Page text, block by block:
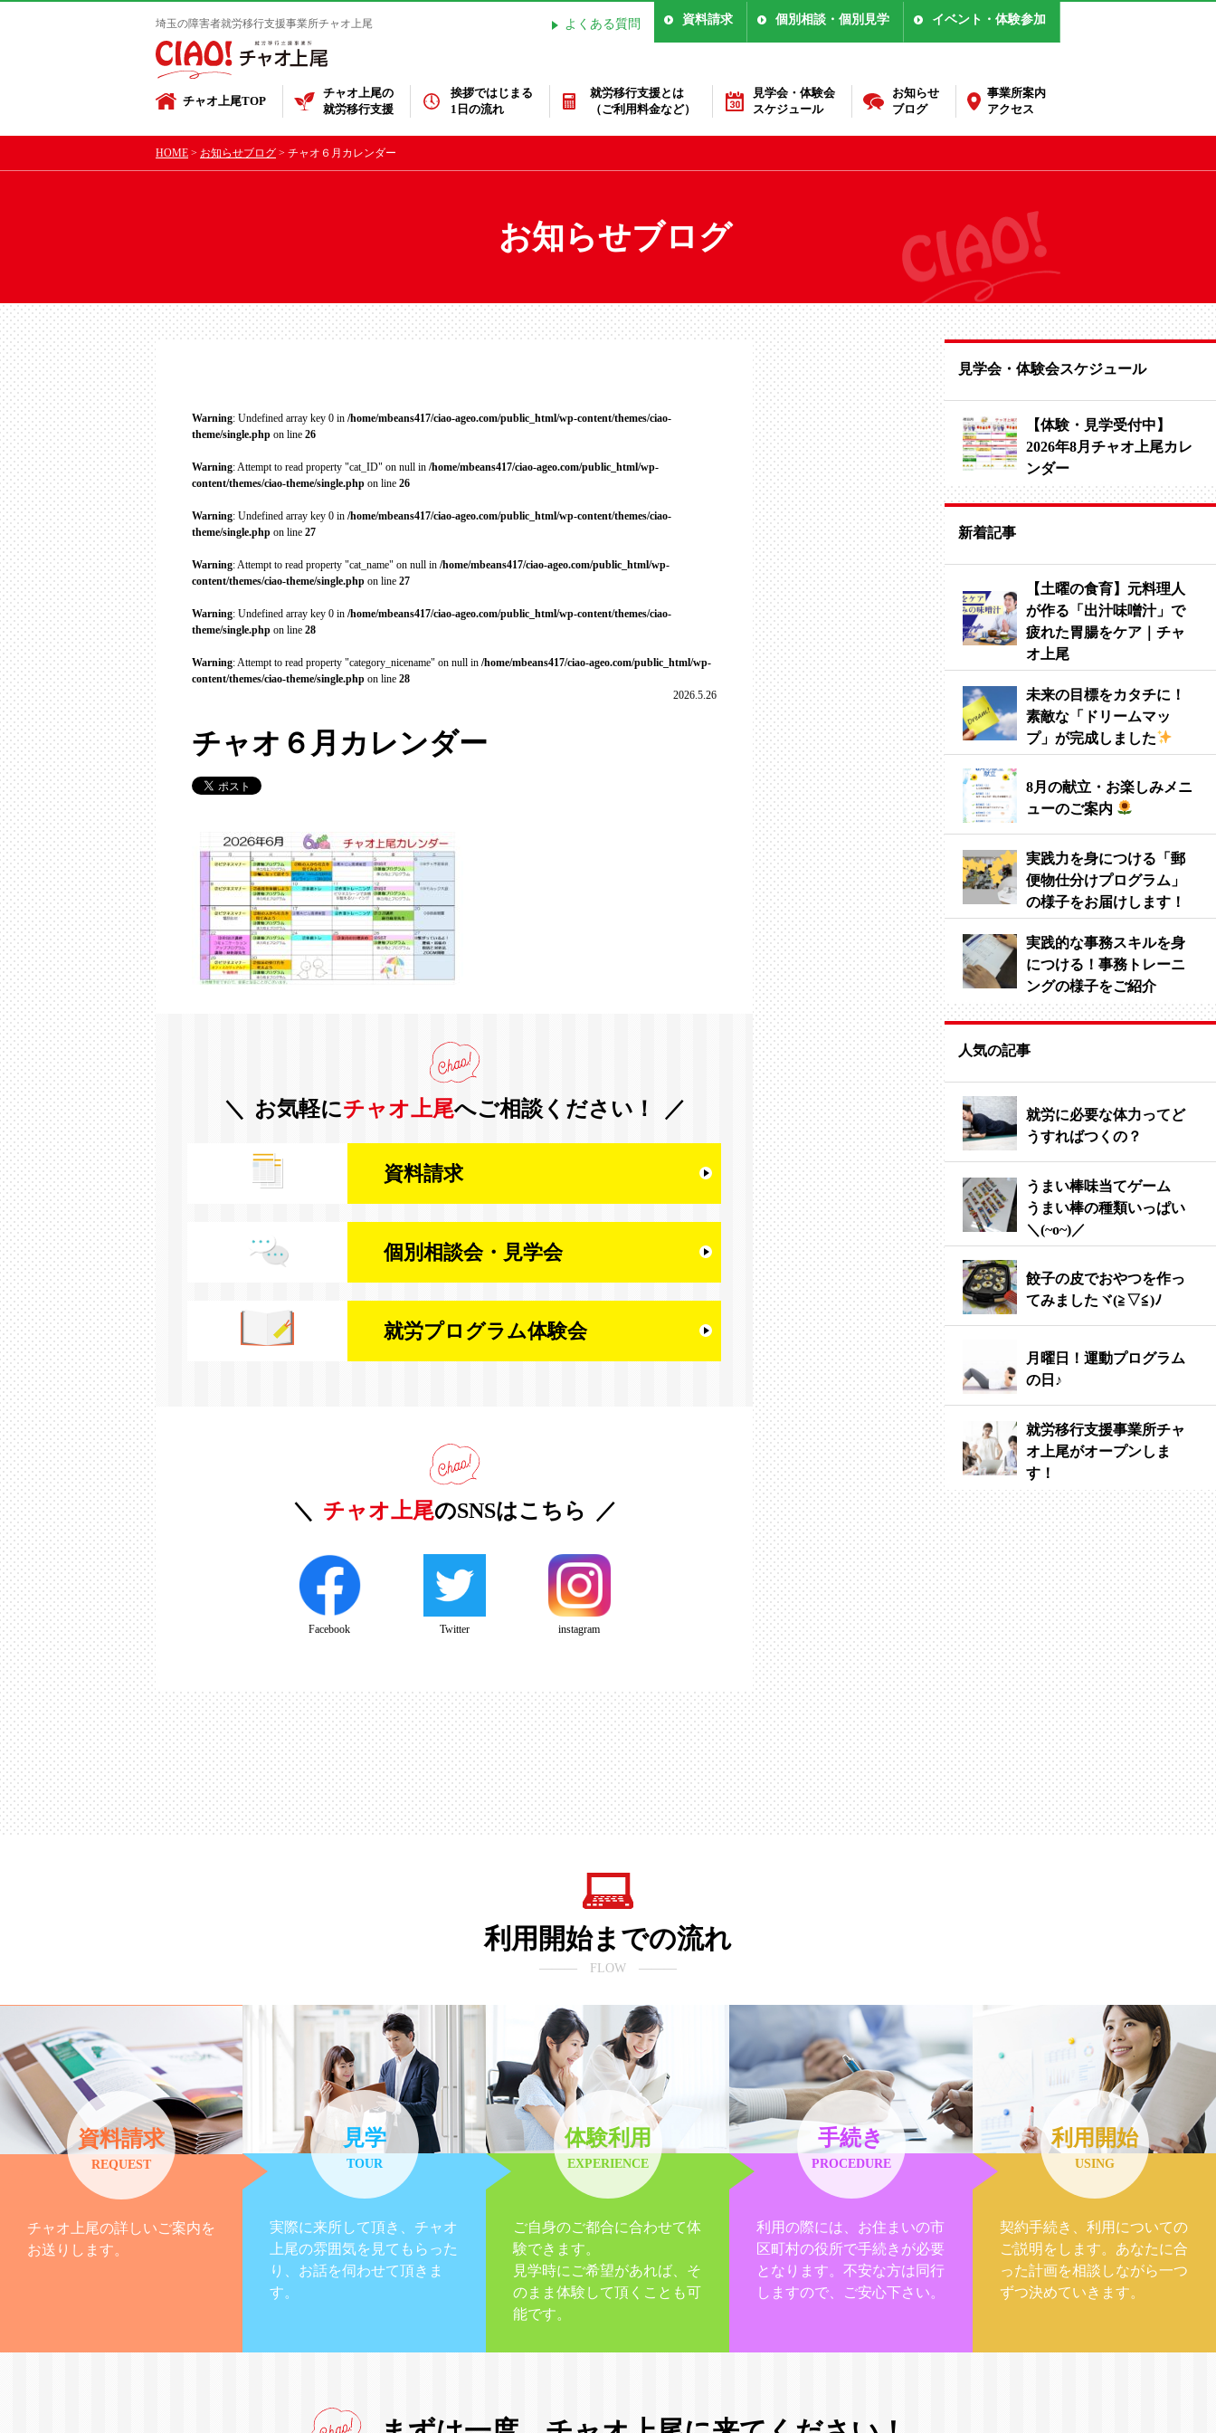
埼玉の障害者就労移行支援事業所チャオ上尾 よくある質問 資料請求 個別相談・個別見学 イベント・体験参加
チャオ上尾TOP
チャオ上尾の
就労移行支援
挨拶ではじまる
1日の流れ
就労移行支援とは
（ご利用料金など）
見学会・体験会
スケジュール
お知らせ
ブログ
事業所案内
アクセス
HOME お知らせブログ チャオ６月カレンダー
お知らせブログ
Warning: Undefined array key 0 in /home/mbeans417/ciao-ageo.com/public_html/wp-content/themes/ciao-
theme/single.php on line 26
Warning: Attempt to read property "cat_ID" on null in /home/mbeans417/ciao-ageo.com/public_html/wp-
content/themes/ciao-theme/single.php on line 26
Warning: Undefined array key 0 in /home/mbeans417/ciao-ageo.com/public_html/wp-content/themes/ciao-
theme/single.php on line 27
Warning: Attempt to read property "cat_name" on null in /home/mbeans417/ciao-ageo.com/public_html/wp-
content/themes/ciao-theme/single.php on line 27
Warning: Undefined array key 0 in /home/mbeans417/ciao-ageo.com/public_html/wp-content/themes/ciao-
theme/single.php on line 28
Warning: Attempt to read property "category_nicename" on null in /home/mbeans417/ciao-ageo.com/public_html/wp-
content/themes/ciao-theme/single.php on line 28
2026.5.26
チャオ６月カレンダー
お気軽にチャオ上尾へご相談ください！
資料請求
個別相談会・ 見学会
就労プログラム体験会
チャオ上尾のSNSはこちら
Facebook Twitter instagram
見学会・体験会スケジュール
【体験・見学受付中】
2026年8月チャオ上尾カレ
ンダー
新着記事
【土曜の食育】元料理人
が作る「出汁味噌汁」で
疲れた胃腸をケア｜チャ
オ上尾
未来の目標をカタチに！
素敵な「ドリームマッ
プ」が完成しました
8月の献立・お楽しみメニ
ューのご案内
実践力を身につける「郵
便物仕分けプログラム」
の様子をお届けします！
実践的な事務スキルを身
につける！事務トレーニ
ングの様子をご紹介
人気の記事
就労に必要な体力ってど
うすればつくの？
うまい棒味当てゲーム
うまい棒の種類いっぱい
＼(~o~)／
餃子の皮でおやつを作っ
てみましたヾ(≧▽≦)ﾉ
月曜日！運動プログラム
の日♪
就労移行支援事業所チャ
オ上尾がオープンしま
す！
利用開始までの流れ
――― FLOW ―――
資料請求
REQUEST
チャオ上尾の詳しいご案内を
お送りします。
見学
TOUR
実際に来所して頂き、チャオ
上尾の雰囲気を見てもらった
り、お話を伺わせて頂きま
す。
体験利用
EXPERIENCE
ご自身のご都合に合わせて体
験できます。
見学時にご希望があれば、そ
のまま体験して頂くことも可
能です。
手続き
PROCEDURE
利用の際には、お住まいの市
区町村の役所で手続きが必要
となります。不安な方は同行
しますので、ご安心下さい。
利用開始
USING
契約手続き、利用についての
ご説明をします。あなたに合
った計画を相談しながら一つ
ずつ決めていきます。